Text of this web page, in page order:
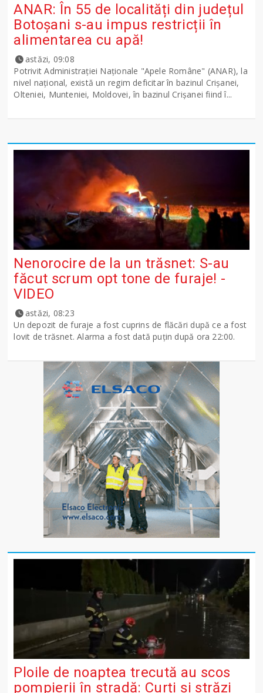
ANAR: În 55 de localități din județul
Botoșani s-au impus restricții în
alimentarea cu apă!
astăzi, 09:08
Potrivit Administraţiei Naţionale "Apele Române" (ANAR), la
nivel naţional, există un regim deficitar în bazinul Crişanei,
Olteniei, Munteniei, Moldovei, în bazinul Crişanei fiind î...
Nenorocire de la un trăsnet: S-au
făcut scrum opt tone de furaje! -
VIDEO
astăzi, 08:23
Un depozit de furaje a fost cuprins de flăcări după ce a fost
lovit de trăsnet. Alarma a fost dată puțin după ora 22:00.
Ploile de noaptea trecută au scos
pompierii în stradă: Curți și străzi